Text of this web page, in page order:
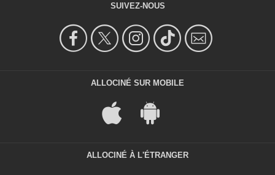
SUIVEZ-NOUS
ALLOCINÉ SUR MOBILE
ALLOCINÉ À L'ÉTRANGER